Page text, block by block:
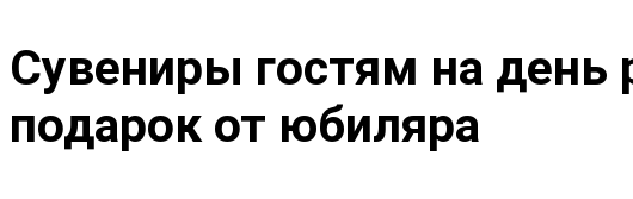
Сувениры гостям на
подарок от юбиляра